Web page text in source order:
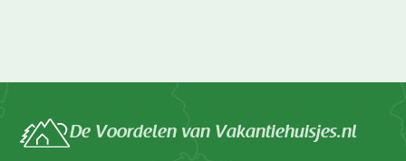
De Voordelen van Vakantiehuisjes.nl